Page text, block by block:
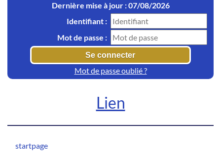
Dernière mise à jour : 07/08/2026
Identifiant :
Mot de passe :
Mot de passe oublié ?
Lien
startpage